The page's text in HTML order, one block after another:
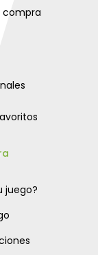
compra
juego?